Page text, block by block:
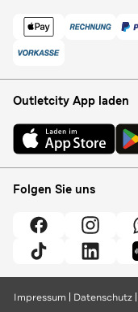
Outletcity App laden
Folgen Sie uns
Impressum Datenschutz